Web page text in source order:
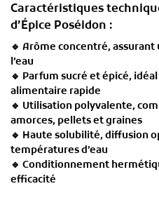
Caractéristiques
d’Épice Poséidon :
🔹 Arôme concentré,
l’eau
🔹 Parfum sucré et épicé,
alimentaire rapide
🔹 Utilisation polyvalente,
amorces, pellets et graines
🔹 Haute solubilité, diffusion
températures d’eau
🔹 Conditionnement
efficacité